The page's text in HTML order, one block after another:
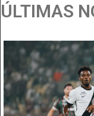
ÚLTIMAS